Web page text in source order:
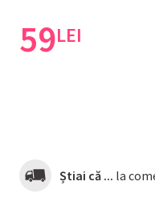
59LEI
Știai că ... la